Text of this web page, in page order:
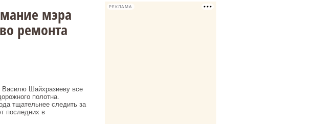
мэра
ремонта
Шайхразиеву все
полотна.
тщательнее следить за
последних в
РЕКЛАМА